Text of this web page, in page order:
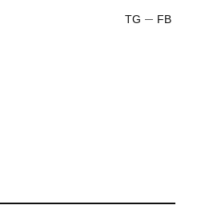
FB
TG